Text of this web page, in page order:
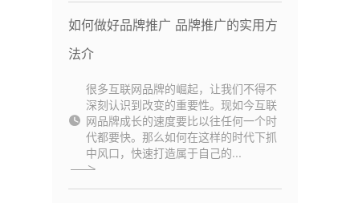
如何做好品牌推广 品牌推广的实用方
法介
很多互联网品牌的崛起，让我们不得不
深刻认识到改变的重要性。现如今互联
网品牌成长的速度要比以往任何一个时
代都要快。那么如何在这样的时代下抓
中风口，快速打造属于自己的...